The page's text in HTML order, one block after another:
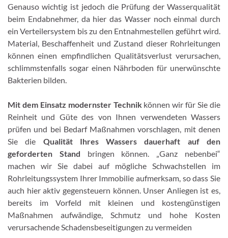
Genauso wichtig ist jedoch die Prüfung der Wasserqualität
beim Endabnehmer, da hier das Wasser noch einmal durch
ein Verteilersystem bis zu den Entnahmestellen geführt wird.
Material, Beschaffenheit und Zustand dieser Rohrleitungen
können einen empfindlichen Qualitätsverlust verursachen,
schlimmstenfalls sogar einen Nährboden für unerwünschte
Bakterien bilden.
Mit dem Einsatz modernster Technikkönnen wir für Sie die
Reinheit und Güte des von Ihnen verwendeten Wassers
prüfen und bei Bedarf Maßnahmen vorschlagen, mit denen
Sie die Qualität Ihres Wassers dauerhaft auf den
geforderten Stand bringen können. „Ganz nebenbei“
machen wir Sie dabei auf mögliche Schwachstellen im
Rohrleitungssystem Ihrer Immobilie aufmerksam, so dass Sie
auch hier aktiv gegensteuern können. Unser Anliegen ist es,
bereits im Vorfeld mit kleinen und kostengünstigen
Maßnahmen aufwändige, Schmutz und hohe Kosten
verursachende Schadensbeseitigungen zu vermeiden